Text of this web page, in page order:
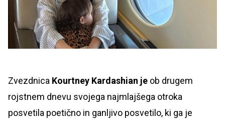
Zvezdnica Kourtney Kardashian je ob drugem
rojstnem dnevu svojega najmlajšega otroka
posvetila poetično in ganljivo posvetilo, ki ga je